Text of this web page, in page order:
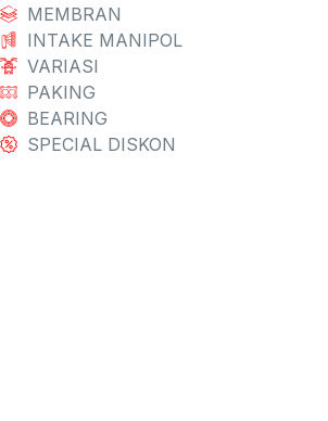
MEMBRAN
INTAKE MANIPOL
VARIASI
PAKING
BEARING
SPECIAL DISKON